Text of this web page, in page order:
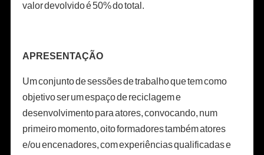
valor devolvido é 50% do total.
APRESENTAÇÃO
Um conjunto de sessões de trabalho que tem como
objetivo ser um espaço de reciclagem e
desenvolvimento para atores, convocando, num
primeiro momento, oito formadores também atores
e/ou encenadores, com experiências qualificadas e